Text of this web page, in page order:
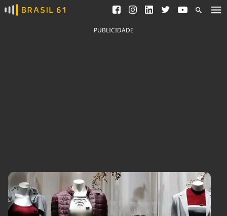
Ver todas as notícias
Saneamento
Indicadores
Agronegócios
Brasil
Brasil Mineral
Comportamento
Cultura
Economia
Meio Ambiente
Podcast
PUBLICIDADE